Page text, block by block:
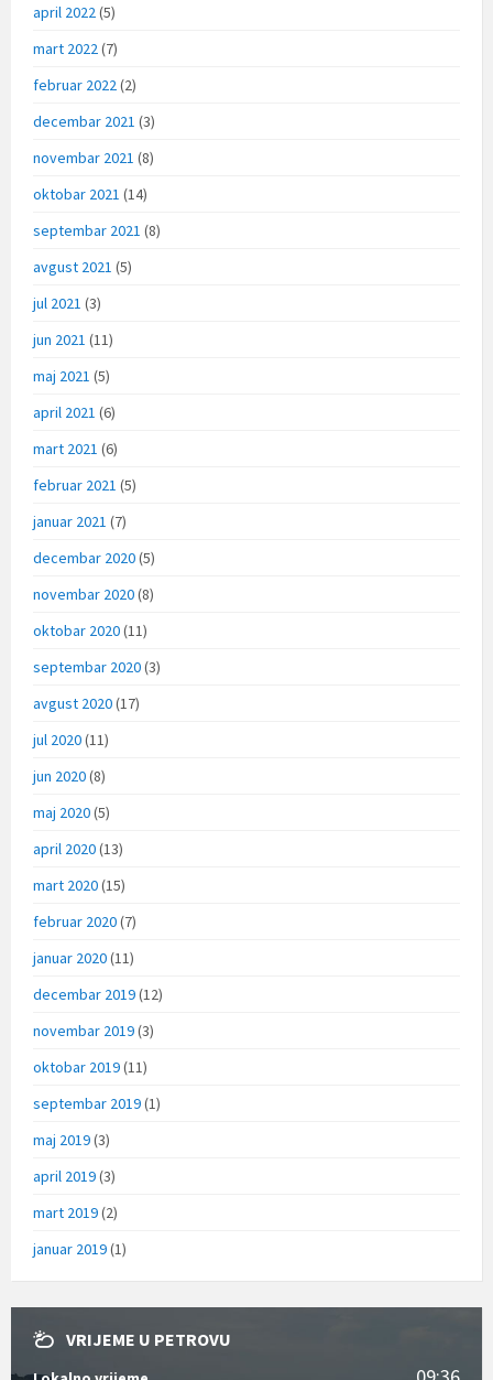
april 2022(5)
mart 2022(7)
februar 2022(2)
decembar 2021 (3)
novembar 2021 (8)
oktobar 2021 (14)
septembar 2021 (8)
avgust 2021 (5)
jul 2021 (3)
jun 2021 (11)
maj 2021 (5)
april 2021 (6)
mart 2021 (6)
februar 2021 (5)
januar 2021 (7)
decembar 2020(5)
novembar 2020(8)
oktobar 2020(11)
septembar 2020(3)
avgust 2020(17)
jul 2020(11)
jun 2020(8)
maj 2020(5)
april 2020(13)
mart 2020(15)
februar 2020(7)
januar 2020(11)
decembar 2019(12)
novembar 2019(3)
oktobar 2019(11)
septembar 2019(1)
maj 2019(3)
april 2019(3)
mart 2019(2)
januar 2019(1)
VRIJEME U PETROVU